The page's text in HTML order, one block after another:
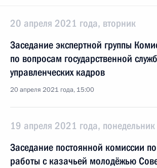
20 апреля 2021 года, вторник
Заседание экспертной группы
по вопросам государственной
управленческих кадров
20 апреля 2021 года, 15:00
19 апреля 2021 года, понедельник
Заседание постоянной комиссии
работы с казачьей молодёжью